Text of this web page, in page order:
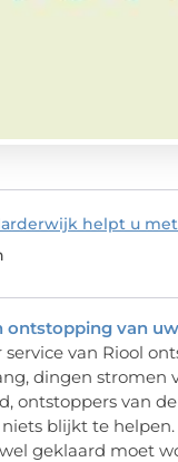
helpt u
van
van Riool
dingen
ontstoppers van
blijkt te
geklaard moet